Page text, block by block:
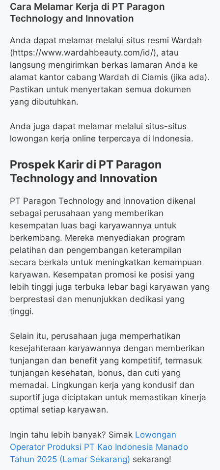
Cara Melamar Kerja di PT Paragon
Technology and Innovation
Anda dapat melamar melalui situs resmi Wardah
(https://www.wardahbeauty.com/id/), atau
langsung mengirimkan berkas lamaran Anda ke
alamat kantor cabang Wardah di Ciamis (jika ada).
Pastikan untuk menyertakan semua dokumen
yang dibutuhkan.
Anda juga dapat melamar melalui situs-situs
lowongan kerja online terpercaya di Indonesia.
Prospek Karir di PT Paragon
Technology and Innovation
PT Paragon Technology and Innovation dikenal
sebagai perusahaan yang memberikan
kesempatan luas bagi karyawannya untuk
berkembang. Mereka menyediakan program
pelatihan dan pengembangan keterampilan
secara berkala untuk meningkatkan kemampuan
karyawan. Kesempatan promosi ke posisi yang
lebih tinggi juga terbuka lebar bagi karyawan yang
berprestasi dan menunjukkan dedikasi yang
tinggi.
Selain itu, perusahaan juga memperhatikan
kesejahteraan karyawannya dengan memberikan
tunjangan dan benefit yang kompetitif, termasuk
tunjangan kesehatan, bonus, dan cuti yang
memadai. Lingkungan kerja yang kondusif dan
suportif juga diciptakan untuk memastikan kinerja
optimal setiap karyawan.
Ingin tahu lebih banyak? Simak Lowongan
Operator Produksi PT Kao Indonesia Manado
Tahun 2025 (Lamar Sekarang) sekarang!